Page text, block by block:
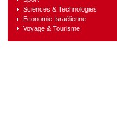
Sciences & Technologies
Economie Israélienne
Voyage & Tourisme